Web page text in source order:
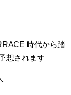
時代から踏
想されます